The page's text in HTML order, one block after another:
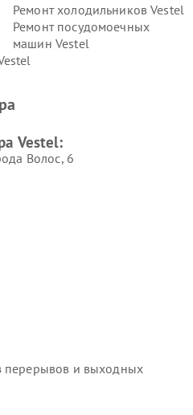
Ремонт холодильников Vestel
Ремонт посудомоечных
машин Vestel
Vestel:
Волос, 6
и выходных